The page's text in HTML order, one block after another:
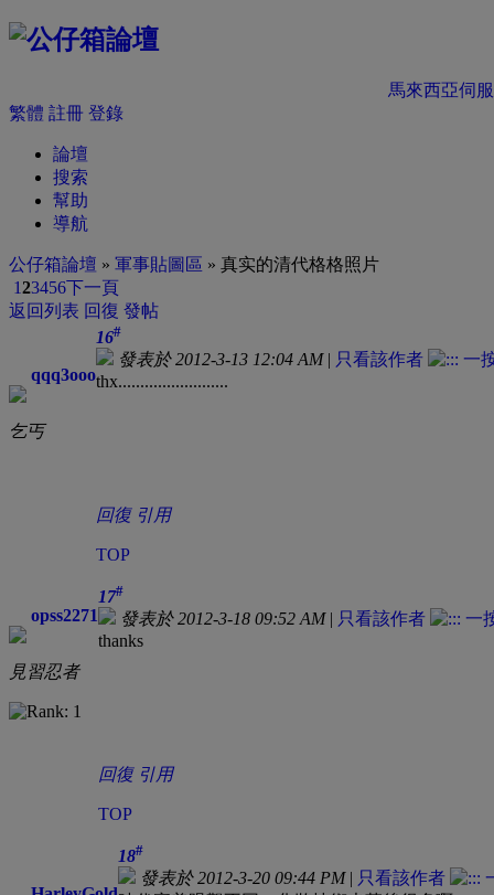
馬來西亞伺
繁體 註冊 登錄
論壇
搜索
幫助
導航
公仔箱論壇 » 軍事貼圖區 » 真实的清代格格照片
123456下一頁
返回列表 回復 發帖
qqq3ooo
乞丐
16#
發表於 2012-3-13 12:04 AM| 只看該作者
thx.........................
回復 引用
TOP
opss2271
見習忍者
17#
發表於 2012-3-18 09:52 AM| 只看該作者
thanks
回復 引用
TOP
18#
發表於 2012-3-20 09:44 PM| 只看該作者